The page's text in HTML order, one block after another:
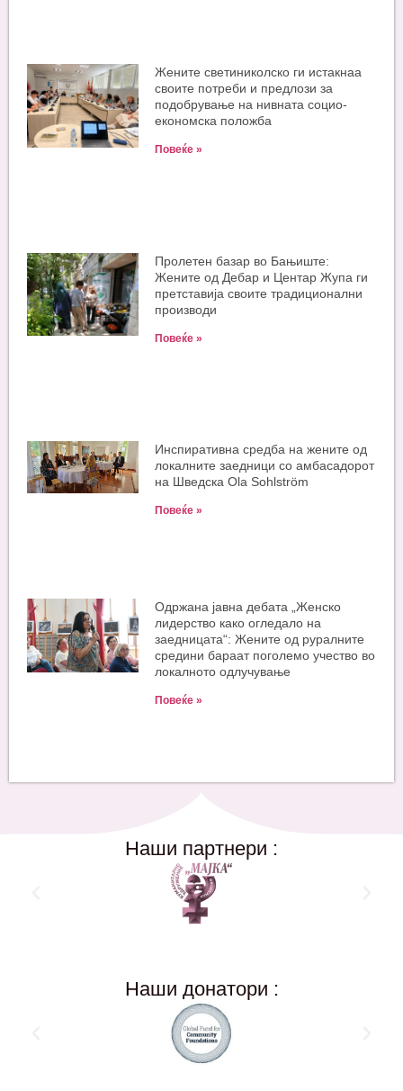
Жените светиниколско ги истакнаа
своите потреби и предлози за
подобрување на нивната социо-
економска положба
Повеќе »
Пролетен базар во Бањиште:
Жените од Дебар и Центар Жупа ги
претставија своите традиционални
производи
Повеќе »
Инспиративна средба на жените од
локалните заедници со амбасадорот
на Шведска Ola Sohlström
Повеќе »
Одржана јавна дебата „Женско
лидерство како огледало на
заедницата“: Жените од руралните
средини бараат поголемо учество во
локалното одлучување
Повеќе »
Наши партнери :
Наши донатори :